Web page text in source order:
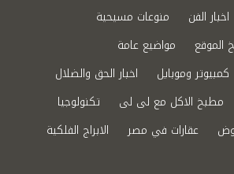
اخبار الفن
منوعات مسيحية
الموقع
مواضيع عامة
كمبيوتر وموبايل
اخبار الحق والضلال
مطبخ الاكل مع لى لى
تكنولوجيا
عقارات في مصر
الابراج الفلكية